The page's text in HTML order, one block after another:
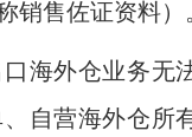
销售佐证资料）
外仓业务无
自营海外仓所